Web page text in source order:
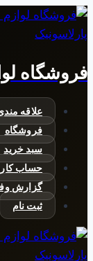
بازگشت
به
فروشگاه
علاقه
فروشگاه
سبد خرید
حساب
گزارش
ثبت نام